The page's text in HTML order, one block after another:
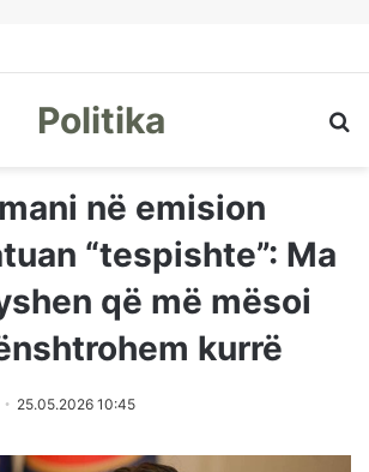
Politika
në emision
“tespishte”: Ma
që më mësoi
kurrë
25.05.2026 10:45